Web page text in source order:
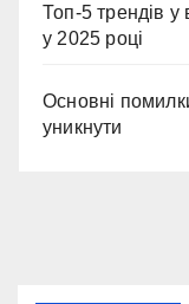
Топ-5 трендів у
у 2025 році
Основні
уникнути